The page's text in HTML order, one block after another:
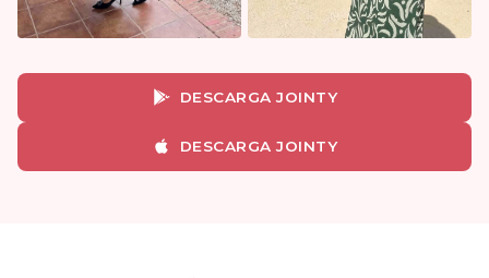
DESCARGA JOINTY
DESCARGA JOINTY